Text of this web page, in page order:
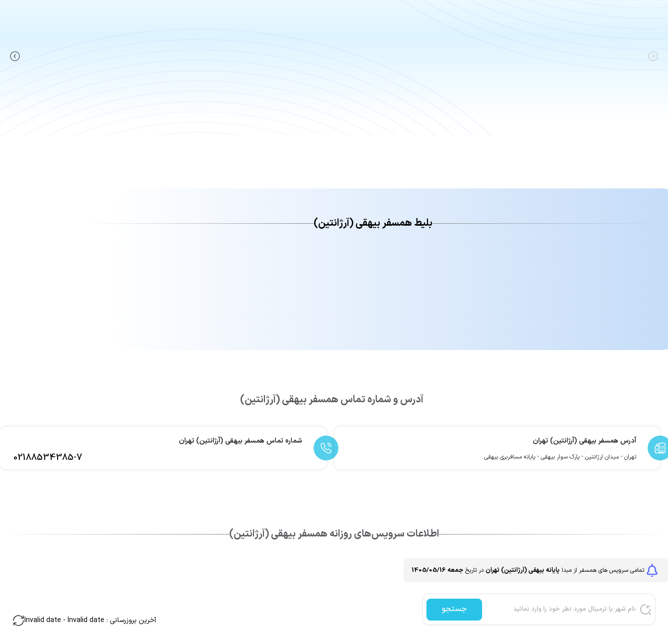
بلیط همسفر بیهقی (آرژانتین)
آدرس و شماره تماس همسفر بیهقی (آرژانتین)
شماره تماس همسفر بیهقی (آرژانتین) تهران
02188534385-7
آدرس همسفر بیهقی (آرژانتین) تهران
تهران - میدان ارژانتین - پارک سوار بیهقی - پایانه مسافربری بیهقی
اطلاعات سرویس‌های روزانه همسفربیهقی (آرژانتین)
تمامی سرویس های همسفر از مبدا پایانه بیهقی (آرژانتین) تهران در تاریخ جمعه 1405/05/16
جستجو
آخرین بروزرسانی :
Invalid date - Invalid date